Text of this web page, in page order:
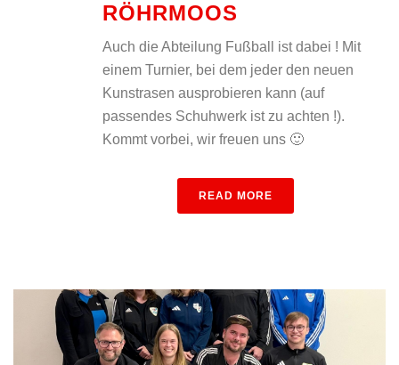
RÖHRMOOS
Auch die Abteilung Fußball ist dabei ! Mit
einem Turnier, bei dem jeder den neuen
Kunstrasen ausprobieren kann (auf
passendes Schuhwerk ist zu achten !).
Kommt vorbei, wir freuen uns 🙂
READ MORE